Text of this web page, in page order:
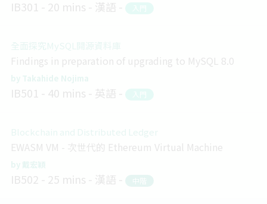
IB301 20 mins 漢語 入門
全面探究MySQL開源資料庫
Findings in preparation of upgrading to MySQL 8.0
Takahide Nojima
IB501 40 mins 英語 入門
Blockchain and Distributed Ledger
EWASM VM - 次世代的 Ethereum Virtual Machine
戴宏穎
IB502 25 mins 漢語 中階